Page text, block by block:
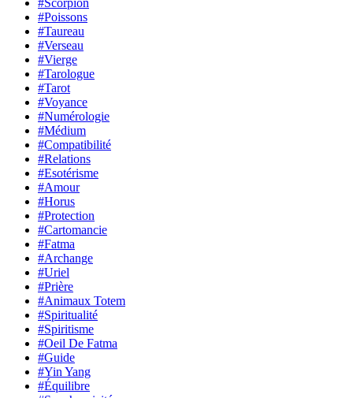
#Poissons
#Taureau
#Verseau
#Vierge
#Tarologue
#Tarot
#Voyance
#Numérologie
#Médium
#Compatibilité
#Relations
#Esotérisme
#Amour
#Horus
#Protection
#Cartomancie
#Fatma
#Archange
#Uriel
#Prière
#Animaux Totem
#Spiritualité
#Spiritisme
#Oeil De Fatma
#Guide
#Yin Yang
#Équilibre